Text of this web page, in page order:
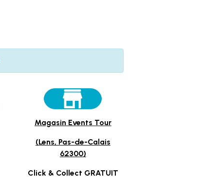
Magasin Events Tour
(Lens, Pas-de-Calais
62300)
Click & Collect GRATUIT